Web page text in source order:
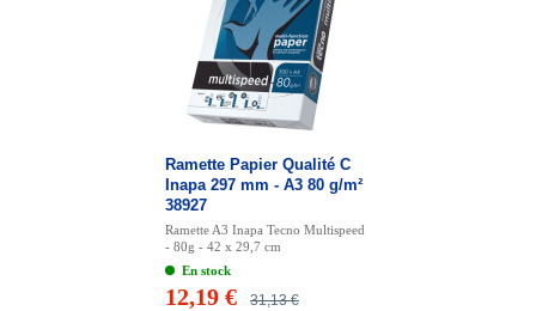
Ramette Papier Qualité C
Inapa 297 mm - A3 80 g/m²
38927
Ramette A3 Inapa Tecno Multispeed
- 80g - 42 x 29,7 cm
En stock
31,13 €
12,19 €